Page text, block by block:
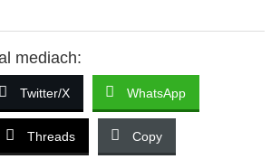
mediach:
Twitter/X WhatsApp
Threads Copy